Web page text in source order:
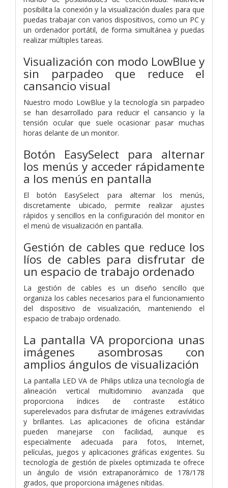
posibilita la conexión y la visualización duales para que
puedas trabajar con varios dispositivos, como un PC y
un ordenador portátil, de forma simultánea y puedas
realizar múltiples tareas.
Visualización con modo LowBlue y
sin parpadeo que reduce el
cansancio visual
Nuestro modo LowBlue y la tecnología sin parpadeo
se han desarrollado para reducir el cansancio y la
tensión ocular que suele ocasionar pasar muchas
horas delante de un monitor.
Botón EasySelect para alternar
los menús y acceder rápidamente
a los menús en pantalla
El botón EasySelect para alternar los menús,
discretamente ubicado, permite realizar ajustes
rápidos y sencillos en la configuración del monitor en
el menú de visualización en pantalla.
Gestión de cables que reduce los
líos de cables para disfrutar de
un espacio de trabajo ordenado
La gestión de cables es un diseño sencillo que
organiza los cables necesarios para el funcionamiento
del dispositivo de visualización, manteniendo el
espacio de trabajo ordenado.
La pantalla VA proporciona unas
imágenes asombrosas con
amplios ángulos de visualización
La pantalla LED VA de Philips utiliza una tecnología de
alineación vertical multidominio avanzada que
proporciona índices de contraste estático
superelevados para disfrutar de imágenes extravívidas
y brillantes. Las aplicaciones de oficina estándar
pueden manejarse con facilidad, aunque es
especialmente adecuada para fotos, Internet,
películas, juegos y aplicaciones gráficas exigentes. Su
tecnología de gestión de píxeles optimizada te ofrece
un ángulo de visión extrapanorámico de 178/178
grados, que proporciona imágenes nítidas.